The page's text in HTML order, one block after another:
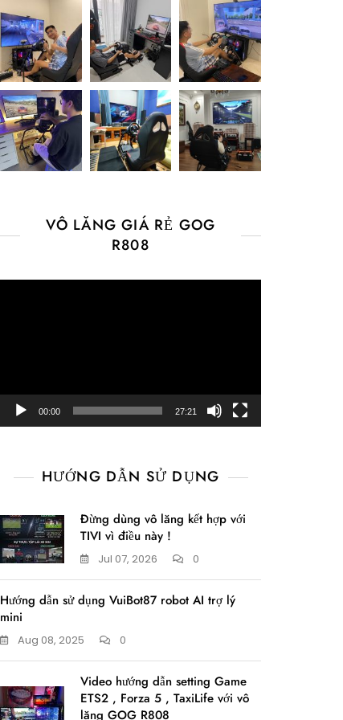
VÔ LĂNG GIÁ RẺ GOG
R808
00:00 27:21
HƯỚNG DẪN SỬ DỤNG
Đừng dùng vô lăng kết hợp với
TIVI vì điều này !
Jul 07, 2026 0
Hướng dẫn sử dụng VuiBot87 robot AI trợ lý
mini
Aug 08, 2025 0
Video hướng dẫn setting Game
ETS2 , Forza 5 , TaxiLife với vô
lăng GOG R808